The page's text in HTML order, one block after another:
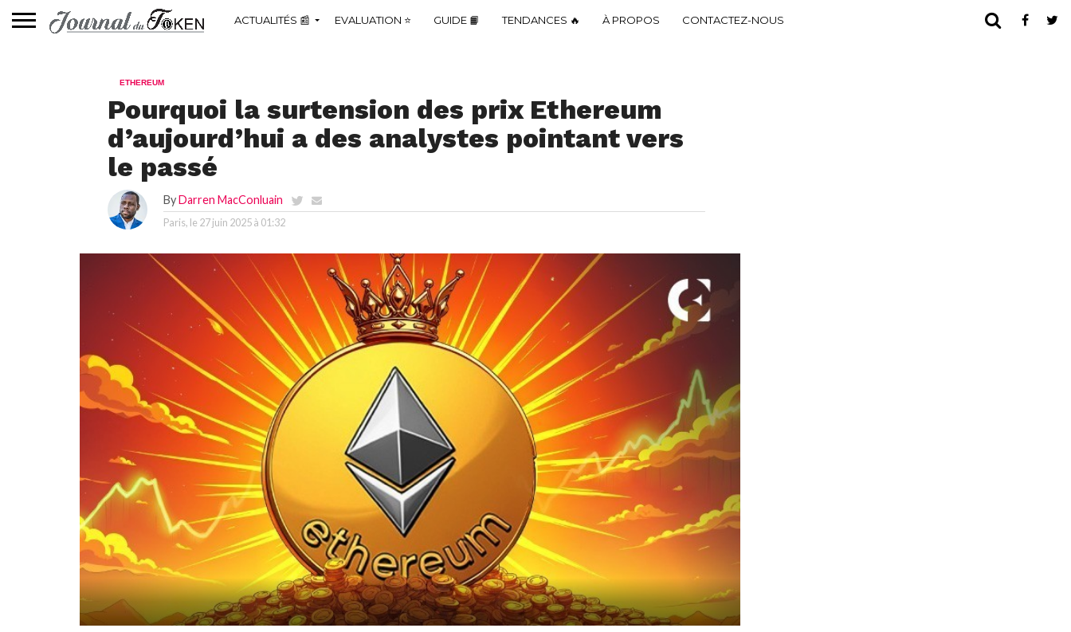
ACTUALITÉS 📰 EVALUATION ⭐ GUIDE 📙 TENDANCES 🔥 À PROPOS CONTACTEZ-NOUS
ETHEREUM
Pourquoi la surtension des prix Ethereum
d’aujourd’hui a des analystes pointant vers
le passé
ByDarren MacConluain
Paris, le 27 juin 2025 à 01:32